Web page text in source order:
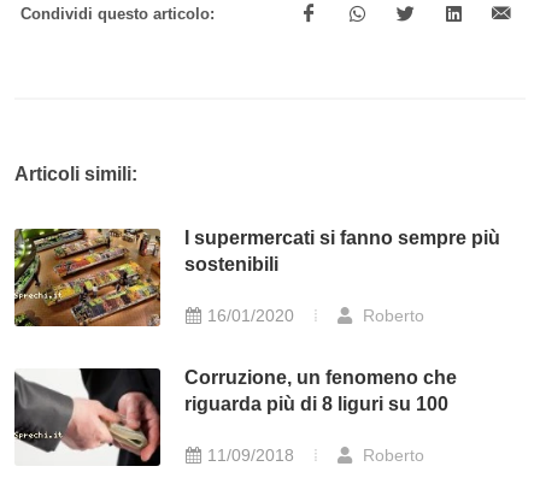
Condividi questo articolo:
Articoli simili:
I supermercati si fanno sempre più
sostenibili
16/01/2020 Roberto
Corruzione, un fenomeno che
riguarda più di 8 liguri su 100
11/09/2018 Roberto